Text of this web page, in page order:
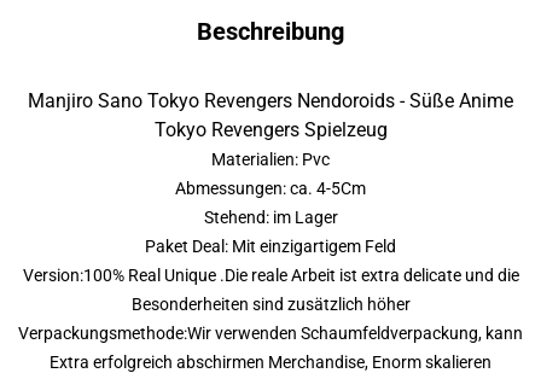
Beschreibung
Manjiro Sano Tokyo Revengers Nendoroids - Süße Anime
Tokyo Revengers Spielzeug
Materialien: Pvc
Abmessungen: ca. 4-5Cm
Stehend: im Lager
Paket Deal: Mit einzigartigem Feld
Version:100% Real Unique .Die reale Arbeit ist extra delicate und die
Besonderheiten sind zusätzlich höher
Verpackungsmethode:Wir verwenden Schaumfeldverpackung, kann
Extra erfolgreich abschirmen Merchandise, Enorm skalieren